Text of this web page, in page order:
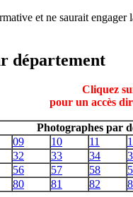
et ne saurait
département
Cliquez
pour un accès
Photographes par
09 10 11
32 33 34
56 57 58
80 81 82